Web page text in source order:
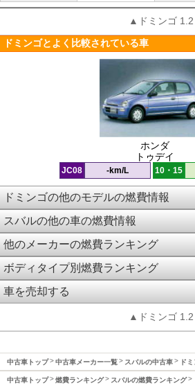
▲ドミンゴ 1.2
ドミンゴとよく比較されている車
ホンダ
トゥデイ
JC08 -km/L 10・15
ドミンゴの他のモデルの燃費情報
スバルの他の車の燃費情報
他のメーカーの燃費ランキング
ボディタイプ別燃費ランキング
車を売却する
▲ドミンゴ 1.2
中古車トップ 中古車メーカー一覧 スバルの中古車 ド
中古車トップ 燃費ランキング スバルの燃費ランキング